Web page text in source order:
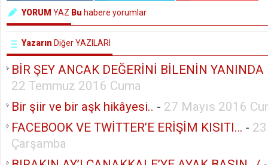
YORUM YAZ Bu habere yorumlar
Yazarın Diğer YAZILARI
BİR ŞEY ANCAK DEĞERİNİ BİLENİN
22 Temmuz 2016 Cuma
Bir şiir ve bir aşk hikâyesi.. - 27 Mayıs 2016
FACEBOOK VE TWİTTER’E ERİŞİM KISITI… -
Çarşamba